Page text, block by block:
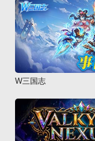
W三国志